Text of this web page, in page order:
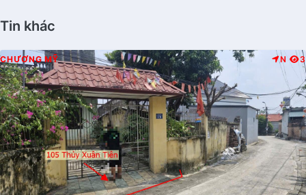
Tin khác
CHƯƠNG MỸ N 3